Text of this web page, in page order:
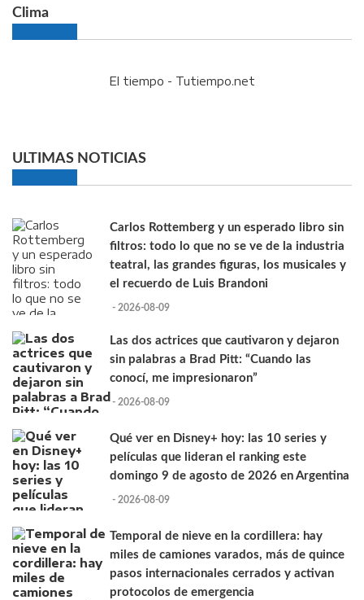
Clima
El tiempo - Tutiempo.net
ULTIMAS NOTICIAS
Carlos Rottemberg y un esperado libro sin
filtros: todo lo que no se ve de la industria
teatral, las grandes figuras, los musicales y
el recuerdo de Luis Brandoni
- 2026-08-09
Las dos actrices que cautivaron y dejaron
sin palabras a Brad Pitt: “Cuando las
conocí, me impresionaron”
- 2026-08-09
Qué ver en Disney+ hoy: las 10 series y
películas que lideran el ranking este
domingo 9 de agosto de 2026 en Argentina
- 2026-08-09
Temporal de nieve en la cordillera: hay
miles de camiones varados, más de quince
pasos internacionales cerrados y activan
protocolos de emergencia